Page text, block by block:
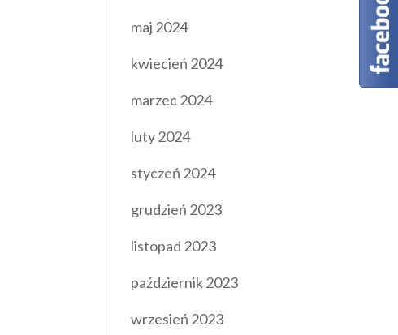
maj 2024
kwiecień 2024
marzec 2024
luty 2024
styczeń 2024
grudzień 2023
listopad 2023
październik 2023
wrzesień 2023